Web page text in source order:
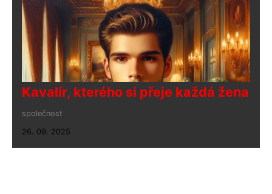
Kavalír, kterého si přeje každá žena
společnost
26. 09. 2025